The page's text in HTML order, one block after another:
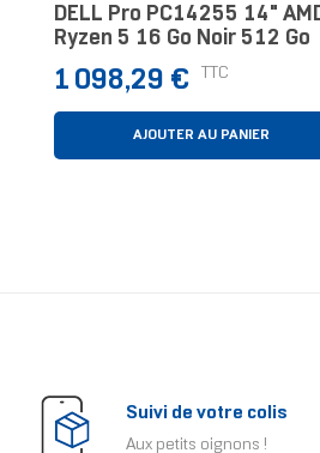
DELL Pro PC14255 14"
Ryzen 5 16 Go Noir 512 Go
Prix
1 098,29 € TTC
AJOUTER AU PANIER
Suivi de votre colis
Aux petits oignons !